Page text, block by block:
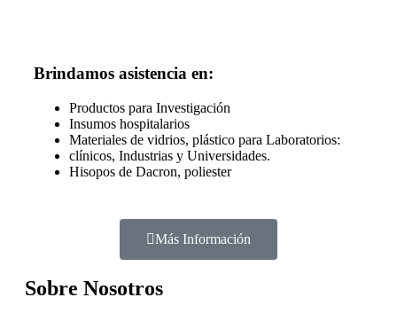
Brindamos asistencia en:
Productos para Investigación
Insumos hospitalarios
Materiales de vidrios, plástico para Laboratorios:
clínicos, Industrias y Universidades.
Hisopos de Dacron, poliester
Más Información
Sobre Nosotros